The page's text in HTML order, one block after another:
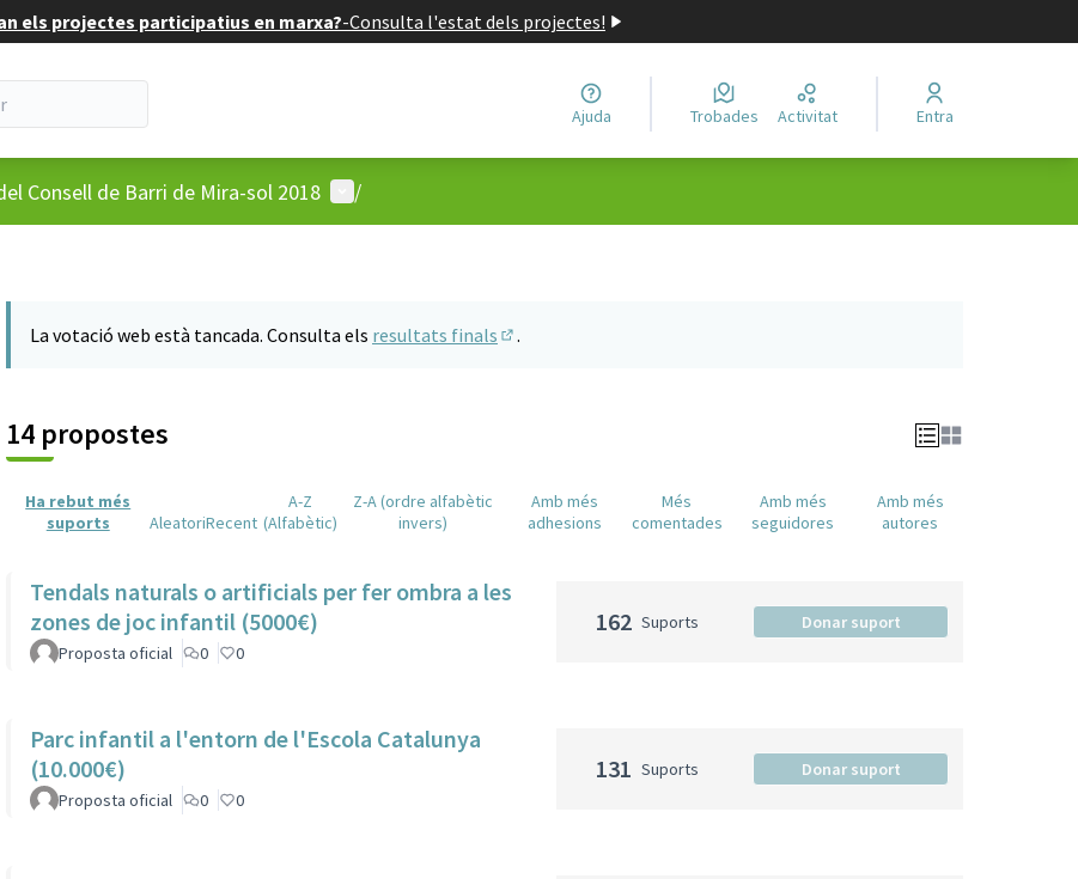
els projectes participatius en marxa?-Consulta l'estat dels projectes!
Ajuda Trobades Activitat Entra
Consell de Barri de Mira-sol 2018 Menú d'usuari
/
La votació web està tancada. Consulta els resultats finals
.
14 propostes
Ha rebut més
suports
AleatoriRecent
A-Z
(Alfabètic)
Z-A (ordre alfabètic
invers)
Amb més
adhesions
Més
comentades
Amb més
seguidores
Amb més
autores
Tendals naturals o artificials per fer ombra a les
zones de joc infantil (5000€)
Proposta oficial 0 0
162 Suports Donar suport
Parc infantil a l'entorn de l'Escola Catalunya
(10.000€)
Proposta oficial 0 0
131 Suports Donar suport